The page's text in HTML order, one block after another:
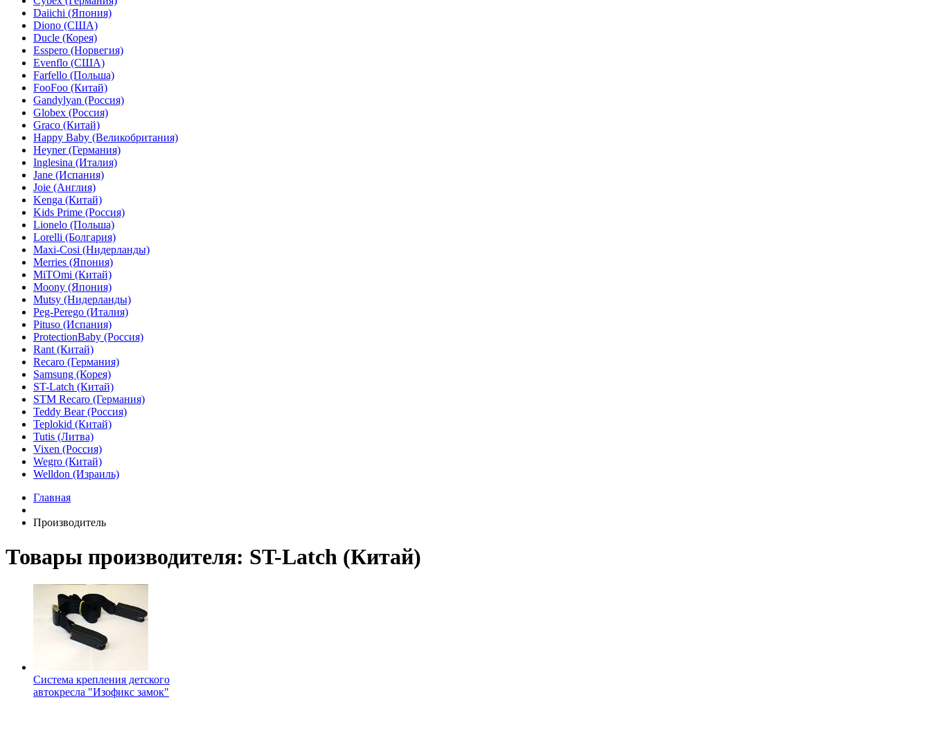
Daiichi (Япония)
Diono (США)
Ducle (Корея)
Esspero (Норвегия)
Evenflo (США)
Farfello (Польша)
FooFoo (Китай)
Gandylyan (Россия)
Globex (Россия)
Graco (Китай)
Happy Baby (Великобритания)
Heyner (Германия)
Inglesina (Италия)
Jane (Испания)
Joie (Англия)
Kenga (Китай)
Kids Prime (Россия)
Lionelo (Польша)
Lorelli (Болгария)
Maxi-Cosi (Нидерланды)
Merries (Япония)
MiTOmi (Китай)
Moony (Япония)
Mutsy (Нидерланды)
Peg-Perego (Италия)
Pituso (Испания)
ProtectionBaby (Россия)
Rant (Китай)
Recaro (Германия)
Samsung (Корея)
ST-Latch (Китай)
STM Recaro (Германия)
Teddy Bear (Россия)
Teplokid (Китай)
Tutis (Литва)
Vixen (Россия)
Wegro (Китай)
Welldon (Израиль)
Главная
Производитель
Товары производителя: ST-Latch (Китай)
Система крепления детского
автокресла "Изофикс замок"